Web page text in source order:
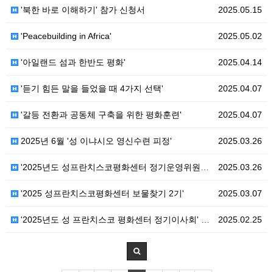
2025.05.15
'북한 바로 이해하기' 참가 신청서
2025.05.02
'Peacebuilding in Africa'
2025.04.14
'아일랜드 섬과 한반도 평화'
2025.04.07
'듣기 힘든 말을 들었을 때 4가지 선택'
2025.04.07
'갈등 전환과 공동체 구축을 위한 평화훈련'
2025.03.26
2025년 6월 '성 이냐시오 영신수련 피정'
2025.03.26
'2025년도 성프란치스코평화센터 정기운영위원회 회의'…
2025.03.07
'2025 성프란치스코평화센터 보물찾기 2기'
2025.02.25
'2025년도 성 프란치스코 평화센터 정기이사회' 가 …